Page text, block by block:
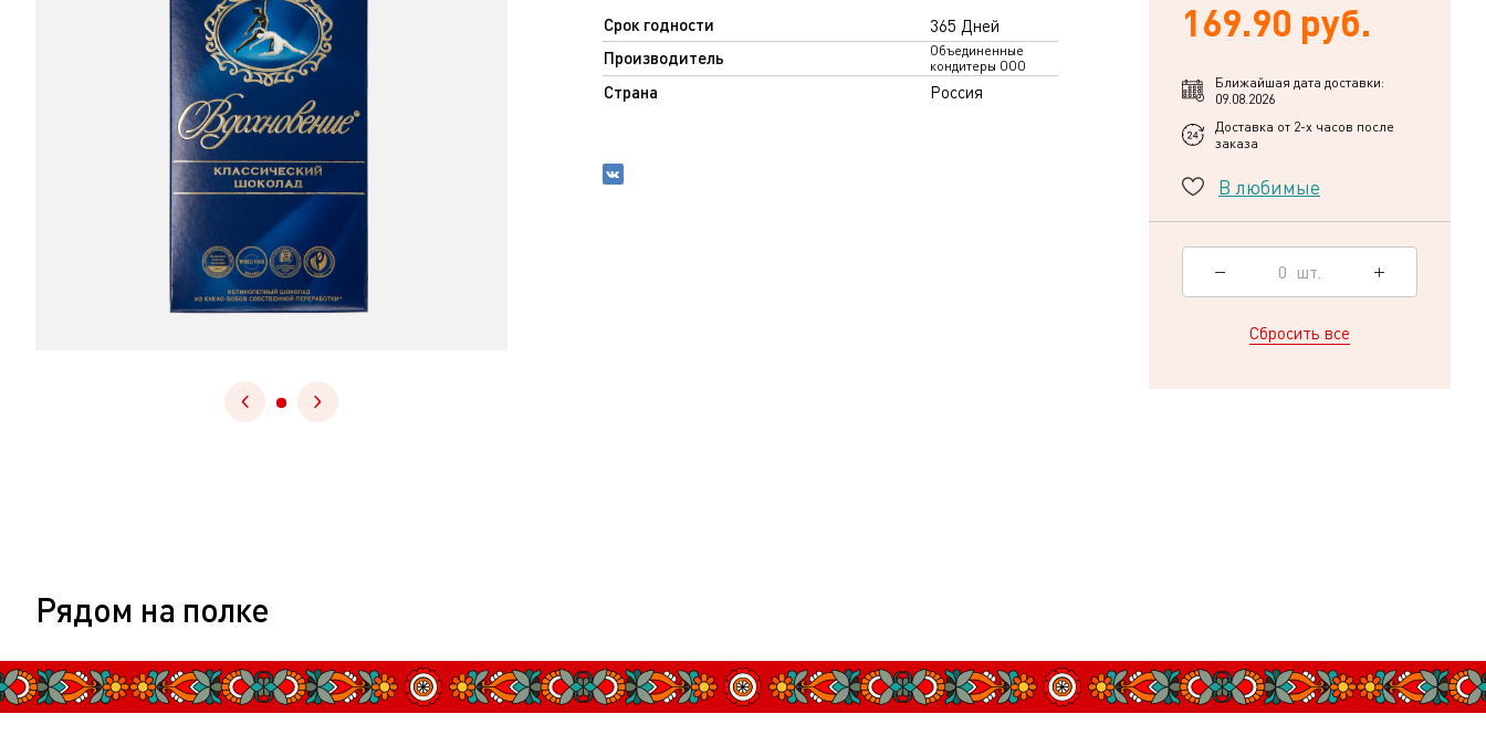
Срок годности 365 Дней
Производитель
Объединенные
кондитеры ООО
Страна Россия
169.90 руб.
Ближайшая дата доставки:
09.08.2026
Доставка от 2-х часов после
заказа
В любимые
0 шт.
Сбросить все
Рядом на полке